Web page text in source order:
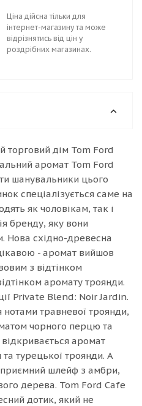
Ціна дійсна тільки для
інтернет-магазину та може
відрізнятись від цін у
роздрібних магазинах.
торговий дім Tom Ford
аромат Tom Ford
шанувальники цього
спеціалізується саме на
як чоловікам, так і
бренду, яку вони
Нова східно-древесна
- аромат вийшов
з відтінком
аромату троянди.
Private Blend: Noir Jardin.
травневої троянди,
чорного перцю та
аромат
турецької троянди. А
шлейф з амбри,
дерева. Tom Ford Cafe
дотик, який не